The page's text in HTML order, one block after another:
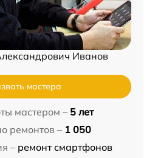
Иванов
мастера
мастером – 5 лет
ремонтов – 1 050
– ремонт смартфонов